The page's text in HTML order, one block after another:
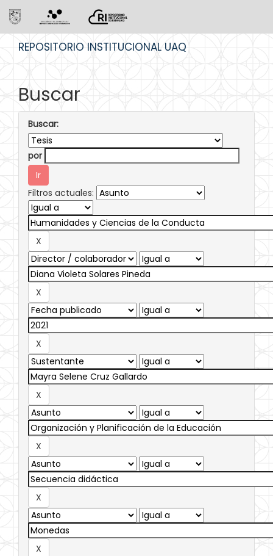
REPOSITORIO INSTITUCIONAL UAQ
Buscar
Buscar:
por
Filtros actuales: